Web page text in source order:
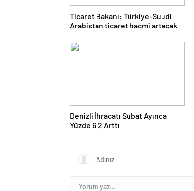
Ticaret Bakanı: Türkiye-Suudi
Arabistan ticaret hacmi artacak
Denizli İhracatı Şubat Ayında
Yüzde 6,2 Arttı